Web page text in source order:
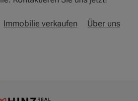
Immobilie verkaufen Über uns